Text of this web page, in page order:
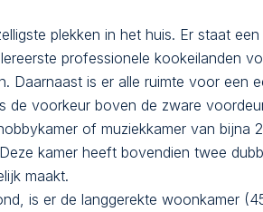
plekken in het huis. Er staat
professionele kookeilanden
Daarnaast is er alle ruimte voor een
de voorkeur boven de zware
of muziekkamer van bijna
kamer heeft bovendien twee
maakt.
is er de langgerekte woonkamer